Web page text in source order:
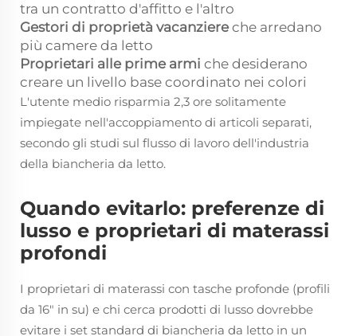
tra un contratto d'affitto e l'altro
Gestori di proprietà vacanziere che arredano
più camere da letto
Proprietari alle prime armi che desiderano
creare un livello base coordinato nei colori
L'utente medio risparmia 2,3 ore solitamente
impiegate nell'accoppiamento di articoli separati,
secondo gli studi sul flusso di lavoro dell'industria
della biancheria da letto.
Quando evitarlo: preferenze di
lusso e proprietari di materassi
profondi
I proprietari di materassi con tasche profonde (profili
da 16" in su) e chi cerca prodotti di lusso dovrebbe
evitare i set standard di biancheria da letto in un